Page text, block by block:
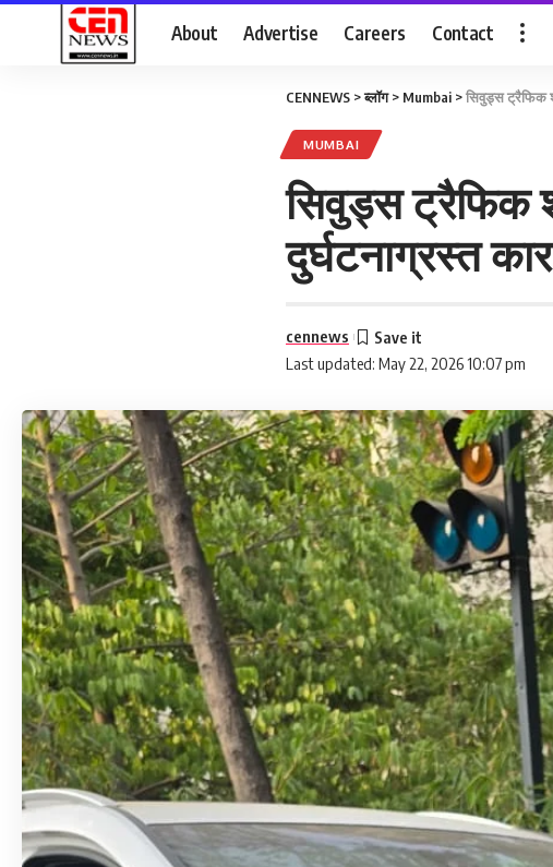
About Advertise Careers Contact
CENNEWS >ब्लॉग> Mumbai >सिवुड्स ट्रैफिक
MUMBAI
सिवुड्स ट्रैफिक
दुर्घटनाग्रस्त
Last updated: May 22, 2026 10:07 pm
cennews